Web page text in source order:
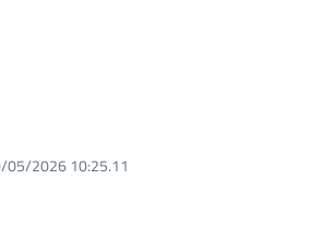
05/2026 10:25.11